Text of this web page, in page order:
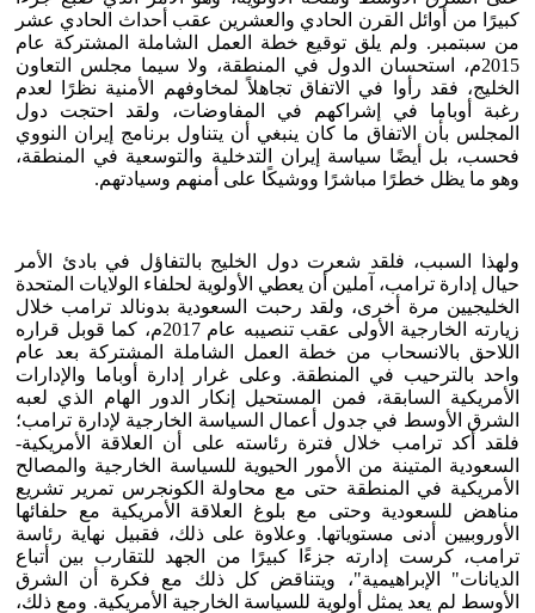
كبيرًا من أوائل القرن الحادي والعشرين عقب أحداث الحادي عشر
من سبتمبر. ولم يلق توقيع خطة العمل الشاملة المشتركة عام
2015م، استحسان الدول في المنطقة، ولا سيما مجلس التعاون
الخليج، فقد رأوا في الاتفاق تجاهلاً لمخاوفهم الأمنية نظرًا لعدم
رغبة أوباما في إشراكهم في المفاوضات، ولقد احتجت دول
المجلس بأن الاتفاق ما كان ينبغي أن يتناول برنامج إيران النووي
فحسب، بل أيضًا سياسة إيران التدخلية والتوسعية في المنطقة،
وهو ما يظل خطرًا مباشرًا ووشيكًا على أمنهم وسيادتهم.
ولهذا السبب، فلقد شعرت دول الخليج بالتفاؤل في بادئ الأمر
حيال إدارة ترامب، آملين أن يعطي الأولوية لحلفاء الولايات المتحدة
الخليجيين مرة أخرى، ولقد رحبت السعودية بدونالد ترامب خلال
زيارته الخارجية الأولى عقب تنصيبه عام 2017م، كما قوبل قراره
اللاحق بالانسحاب من خطة العمل الشاملة المشتركة بعد عام
واحد بالترحيب في المنطقة. وعلى غرار إدارة أوباما والإدارات
الأمريكية السابقة، فمن المستحيل إنكار الدور الهام الذي لعبه
الشرق الأوسط في جدول أعمال السياسة الخارجية لإدارة ترامب؛
فلقد أكد ترامب خلال فترة رئاسته على أن العلاقة الأمريكية-
السعودية المتينة من الأمور الحيوية للسياسة الخارجية والمصالح
الأمريكية في المنطقة حتى مع محاولة الكونجرس تمرير تشريع
مناهض للسعودية وحتى مع بلوغ العلاقة الأمريكية مع حلفائها
الأوروبيين أدنى مستوياتها. وعلاوة على ذلك، فقبيل نهاية رئاسة
ترامب، كرست إدارته جزءًا كبيرًا من الجهد للتقارب بين أتباع
الديانات" الإبراهيمية"، ويتناقض كل ذلك مع فكرة أن الشرق
الأوسط لم يعد يمثل أولوية للسياسة الخارجية الأمريكية. ومع ذلك،